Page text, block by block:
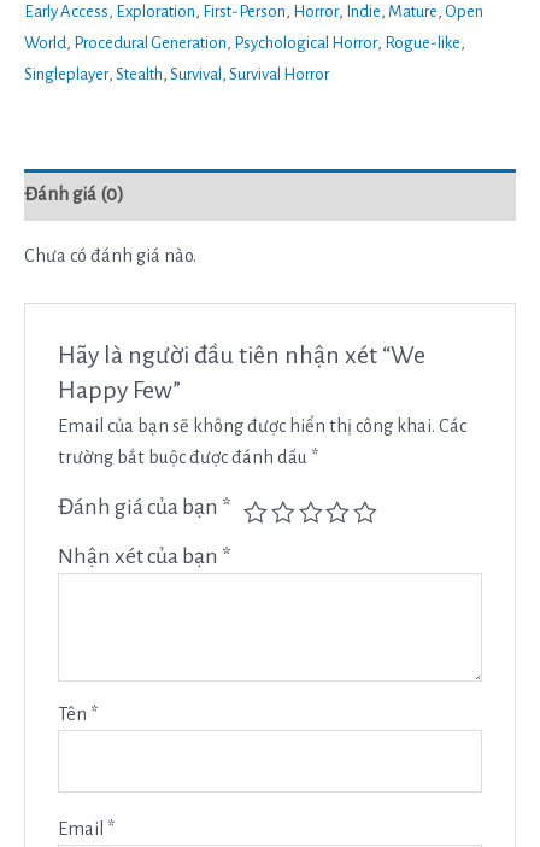
Early Access Exploration First-Person Horror, Indie Mature Open
World Procedural Generation Psychological Horror, Rogue-like
Singleplayer, Stealth Survival Survival Horror
Đánh giá (0)
Chưa có đánh giá nào.
Hãy là người đầu tiên nhận xét “We
Happy Few”
Email của bạn sẽ không được hiển thị công khai. Các
trường bắt buộc được đánh dấu *
Đánh giá của bạn *
Nhận xét của bạn *
Tên *
Email *